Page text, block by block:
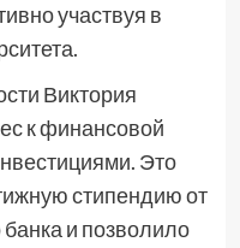
участвуя в
Виктория
к финансовой
Это
стипендию от
и позволило